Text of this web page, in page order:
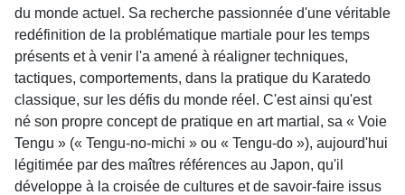
du monde actuel. Sa recherche passionnée d'une véritable
redéfinition de la problématique martiale pour les temps
présents et à venir l'a amené à réaligner techniques,
tactiques, comportements, dans la pratique du Karatedo
classique, sur les défis du monde réel. C'est ainsi qu'est
né son propre concept de pratique en art martial, sa « Voie
Tengu » (« Tengu-no-michi » ou « Tengu-do »), aujourd'hui
légitimée par des maîtres références au Japon, qu'il
développe à la croisée de cultures et de savoir-faire issus